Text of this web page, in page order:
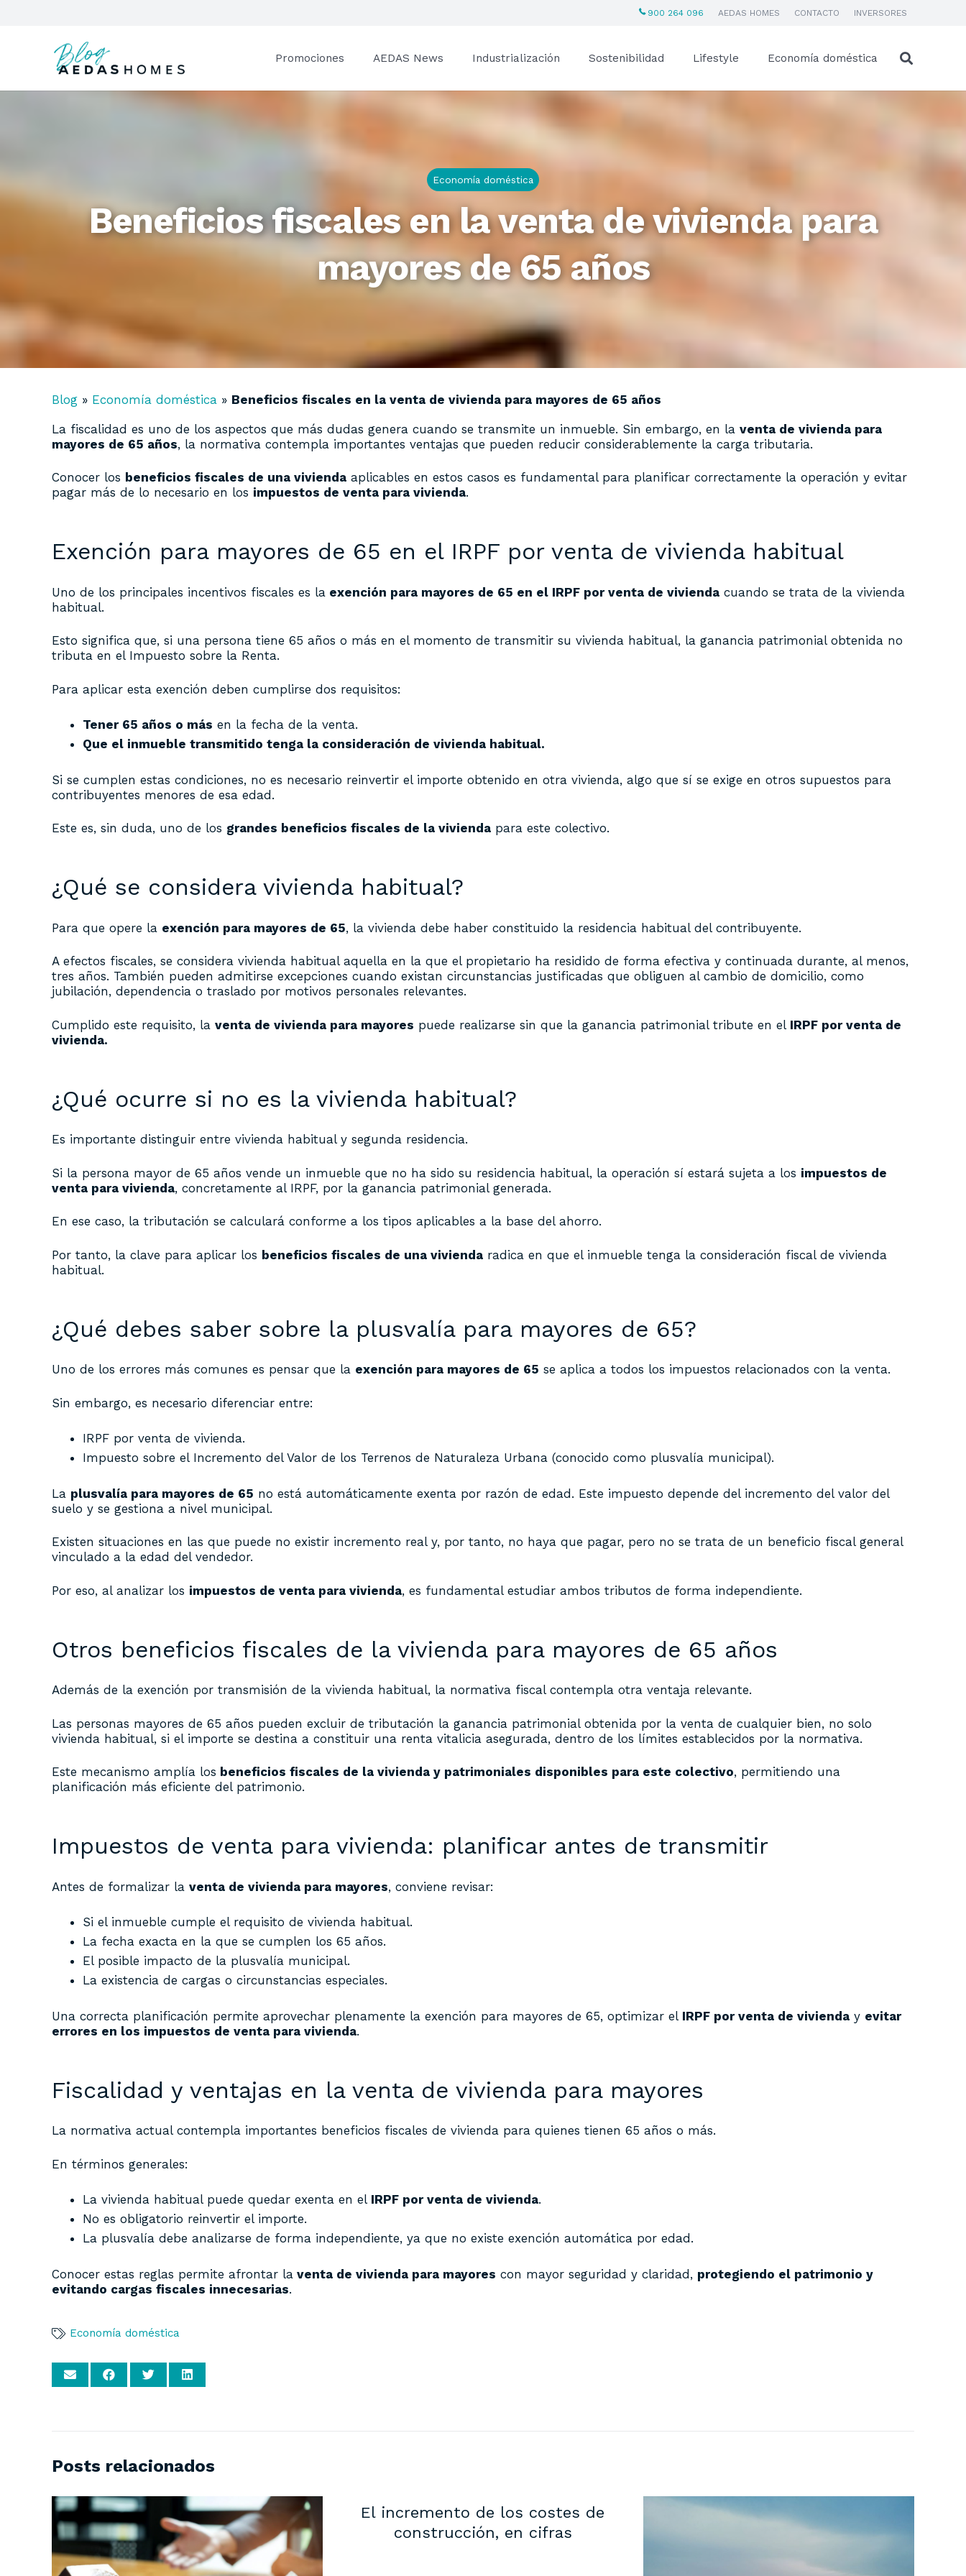
900 264 096 AEDAS HOMES CONTACTO INVERSORES
Promociones AEDAS News Industrialización Sostenibilidad Lifestyle Economía doméstica
Economía doméstica
Beneficios fiscales en la venta de vivienda para
mayores de 65 años
Blog » Economía doméstica » Beneficios fiscales en la venta de vivienda para mayores de 65 años
La fiscalidad es uno de los aspectos que más dudas genera cuando se transmite un inmueble. Sin embargo, en la venta de vivienda para
mayores de 65 años, la normativa contempla importantes ventajas que pueden reducir considerablemente la carga tributaria.
Conocer los beneficios fiscales de una vivienda aplicables en estos casos es fundamental para planificar correctamente la operación y evitar
pagar más de lo necesario en los impuestos de venta para vivienda.
Exención para mayores de 65 en el IRPF por venta de vivienda habitual
Uno de los principales incentivos fiscales es la exención para mayores de 65 en el IRPF por venta de vivienda cuando se trata de la vivienda
habitual.
Esto significa que, si una persona tiene 65 años o más en el momento de transmitir su vivienda habitual, la ganancia patrimonial obtenida no
tributa en el Impuesto sobre la Renta.
Para aplicar esta exención deben cumplirse dos requisitos:
Tener 65 años o más en la fecha de la venta.
Que el inmueble transmitido tenga la consideración de vivienda habitual.
Si se cumplen estas condiciones, no es necesario reinvertir el importe obtenido en otra vivienda, algo que sí se exige en otros supuestos para
contribuyentes menores de esa edad.
Este es, sin duda, uno de los grandes beneficios fiscales de la vivienda para este colectivo.
¿Qué se considera vivienda habitual?
Para que opere la exención para mayores de 65, la vivienda debe haber constituido la residencia habitual del contribuyente.
A efectos fiscales, se considera vivienda habitual aquella en la que el propietario ha residido de forma efectiva y continuada durante, al menos,
tres años. También pueden admitirse excepciones cuando existan circunstancias justificadas que obliguen al cambio de domicilio, como
jubilación, dependencia o traslado por motivos personales relevantes.
Cumplido este requisito, la venta de vivienda para mayores puede realizarse sin que la ganancia patrimonial tribute en el IRPF por venta de
vivienda.
¿Qué ocurre si no es la vivienda habitual?
Es importante distinguir entre vivienda habitual y segunda residencia.
Si la persona mayor de 65 años vende un inmueble que no ha sido su residencia habitual, la operación sí estará sujeta a los impuestos de
venta para vivienda, concretamente al IRPF, por la ganancia patrimonial generada.
En ese caso, la tributación se calculará conforme a los tipos aplicables a la base del ahorro.
Por tanto, la clave para aplicar los beneficios fiscales de una vivienda radica en que el inmueble tenga la consideración fiscal de vivienda
habitual.
¿Qué debes saber sobre la plusvalía para mayores de 65?
Uno de los errores más comunes es pensar que la exención para mayores de 65 se aplica a todos los impuestos relacionados con la venta.
Sin embargo, es necesario diferenciar entre:
IRPF por venta de vivienda.
Impuesto sobre el Incremento del Valor de los Terrenos de Naturaleza Urbana (conocido como plusvalía municipal).
La plusvalía para mayores de 65 no está automáticamente exenta por razón de edad. Este impuesto depende del incremento del valor del
suelo y se gestiona a nivel municipal.
Existen situaciones en las que puede no existir incremento real y, por tanto, no haya que pagar, pero no se trata de un beneficio fiscal general
vinculado a la edad del vendedor.
Por eso, al analizar los impuestos de venta para vivienda, es fundamental estudiar ambos tributos de forma independiente.
Otros beneficios fiscales de la vivienda para mayores de 65 años
Además de la exención por transmisión de la vivienda habitual, la normativa fiscal contempla otra ventaja relevante.
Las personas mayores de 65 años pueden excluir de tributación la ganancia patrimonial obtenida por la venta de cualquier bien, no solo
vivienda habitual, si el importe se destina a constituir una renta vitalicia asegurada, dentro de los límites establecidos por la normativa.
Este mecanismo amplía los beneficios fiscales de la vivienda y patrimoniales disponibles para este colectivo, permitiendo una
planificación más eficiente del patrimonio.
Impuestos de venta para vivienda: planificar antes de transmitir
Antes de formalizar la venta de vivienda para mayores, conviene revisar:
Si el inmueble cumple el requisito de vivienda habitual.
La fecha exacta en la que se cumplen los 65 años.
El posible impacto de la plusvalía municipal.
La existencia de cargas o circunstancias especiales.
Una correcta planificación permite aprovechar plenamente la exención para mayores de 65, optimizar el IRPF por venta de vivienda y evitar
errores en los impuestos de venta para vivienda.
Fiscalidad y ventajas en la venta de vivienda para mayores
La normativa actual contempla importantes beneficios fiscales de vivienda para quienes tienen 65 años o más.
En términos generales:
La vivienda habitual puede quedar exenta en elIRPF por venta de vivienda.
No es obligatorio reinvertir el importe.
La plusvalía debe analizarse de forma independiente, ya que no existe exención automática por edad.
Conocer estas reglas permite afrontar la venta de vivienda para mayores con mayor seguridad y claridad, protegiendo el patrimonio y
evitando cargas fiscales innecesarias.
Economía doméstica
Posts relacionados
El incremento de los costes de
construcción, en cifras